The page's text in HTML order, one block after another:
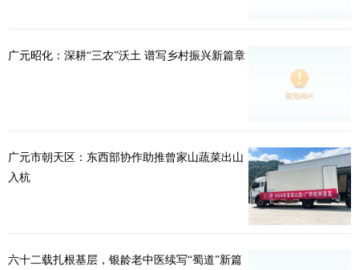
广元昭化：深耕“三农”沃土 谱写乡村振兴新篇章
广元市朝天区：东西部协作助推曾家山蔬菜出山
入杭
六十二载扎根基层，银龄老中医续写“蜀道”新篇